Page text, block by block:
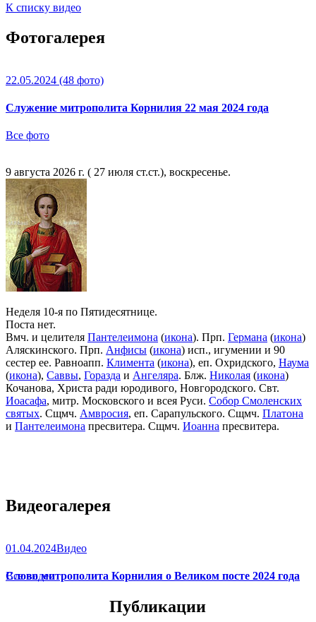
К списку видео
Фотогалерея
22.05.2024 (48 фото)
Служение митрополита Корнилия 22 мая 2024 года
Все фото
9 августа 2026 г. ( 27 июля ст.ст.), воскресенье.
Неделя 10-я по Пятидесятнице.
Поста нет.
Вмч. и целителя Пантелеимона (икона). Прп. Германа (икона)
Аляскинского. Прп. Анфисы (икона) исп., игумении и 90
сестер ее. Равноапп. Климента (икона), еп. Охридского, Наума
(икона), Саввы, Горазда и Ангеляра. Блж. Николая (икона)
Кочанова, Христа ради юродивого, Новгородского. Свт.
Иоасафа, митр. Московского и всея Руси. Собор Смоленских
святых. Сщмч. Амвросия, еп. Сарапульского. Сщмч. Платона
и Пантелеимона пресвитера. Сщмч. Иоанна пресвитера.
Видеогалерея
01.04.2024Видео
Слово митрополита Корнилия о Великом посте 2024 года
Все видео
Публикации